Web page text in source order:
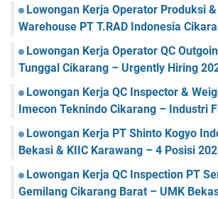
Lowongan Kerja Operator Produksi
Warehouse PT T.RAD Indonesia
Lowongan Kerja Operator QC
Tunggal Cikarang – Urgently Hiring
Lowongan Kerja QC Inspector &
Imecon Teknindo Cikarang – Industri
Lowongan Kerja PT Shinto Kogyo
Bekasi & KIIC Karawang – 4 Posisi
Lowongan Kerja QC Inspection PT
Gemilang Cikarang Barat – UMK